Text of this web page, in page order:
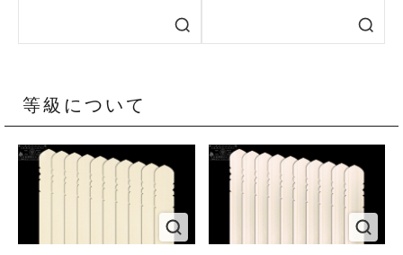
等級について